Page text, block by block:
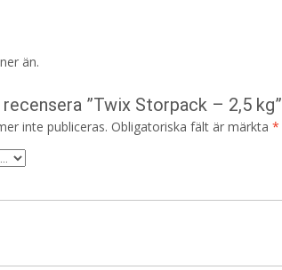
än.
”Twix Storpack – 2,5 kg”
inte publiceras. Obligatoriska fält är märkta *